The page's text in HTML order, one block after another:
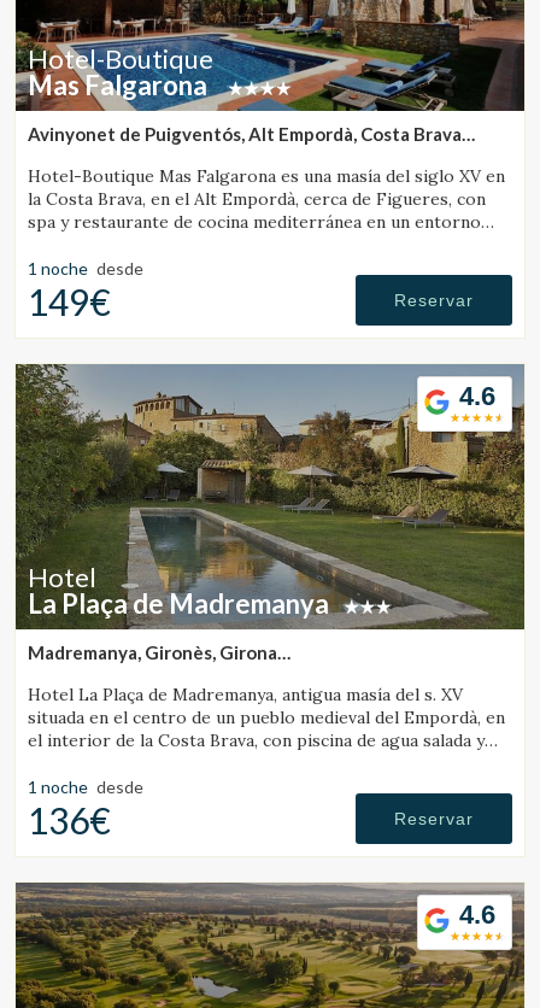
Hotel-Boutique
Mas Falgarona
Avinyonet de Puigventós, Alt Empordà, Costa Brava
Hotel-Boutique Mas Falgarona es una masía del siglo XV en
la Costa Brava, en el Alt Empordà, cerca de Figueres, con
spa y restaurante de cocina mediterránea en un entorno
1 noche desde
149€ Reservar
4.6
Hotel
La Plaça de Madremanya
Madremanya, Gironès, Girona
Hotel La Plaça de Madremanya, antigua masía del s. XV
situada en el centro de un pueblo medieval del Empordà, en
el interior de la Costa Brava, con piscina de agua salada y
1 noche desde
136€ Reservar
4.6